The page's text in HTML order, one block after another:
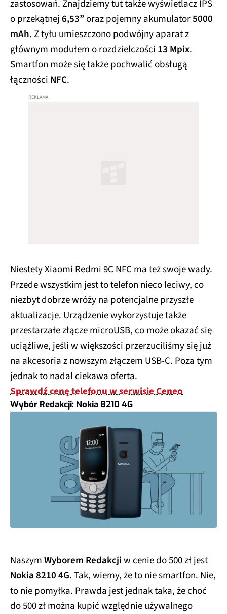
zastosowań. Znajdziemy tut także wyświetlacz IPS
o przekątnej6,53”oraz pojemny akumulator5000
mAh. Z tyłu umieszczono podwójny aparat z
głównym modułem o rozdzielczości 13 Mpix.
Smartfon może się także pochwalić obsługą
łączności NFC.
Niestety Xiaomi Redmi 9C NFC ma też swoje wady.
Przede wszystkim jest to telefon nieco leciwy, co
niezbyt dobrze wróży na potencjalne przyszłe
aktualizacje. Urządzenie wykorzystuje także
przestarzałe złącze microUSB, co może okazać się
uciążliwe, jeśli w większości przerzuciliśmy się już
na akcesoria z nowszym złączem USB-C. Poza tym
jednak to nadal ciekawa oferta.
Sprawdź cenę telefonu w serwisie Ceneo
Wybór Redakcji: Nokia 8210 4G
NaszymWyborem Redakcjiw cenie do 500 zł jest
Nokia 8210 4G. Tak, wiemy, że to nie smartfon. Nie,
to nie pomyłka. Prawda jest jednak taka, że choć
do 500 zł można kupić względnie używalnego